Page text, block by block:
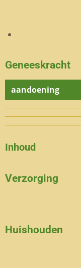
Geneeskracht
aandoening
Inhoud
Verzorging
Huishouden